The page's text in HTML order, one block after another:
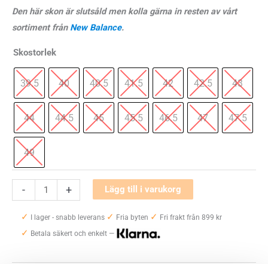
Den här skon är slutsåld men kolla gärna in resten av vårt
sortiment från New Balance.
Skostorlek
39.5 40 40.5 41.5 42 42.5 43
44 44.5 45 45.5 46.5 47 47.5
49
-
Balance
Fresh
Foam
+ Lägg till i varukorg
✓ I lager - snabb leverans ✓ Fria byten ✓ Fri frakt från 899 kr
✓ Betala säkert och enkelt —